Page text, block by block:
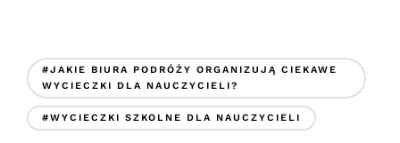
#JAKIE BIURA PODRÓŻY ORGANIZUJĄ CIEKAWE
WYCIECZKI DLA NAUCZYCIELI?
#WYCIECZKI SZKOLNE DLA NAUCZYCIELI